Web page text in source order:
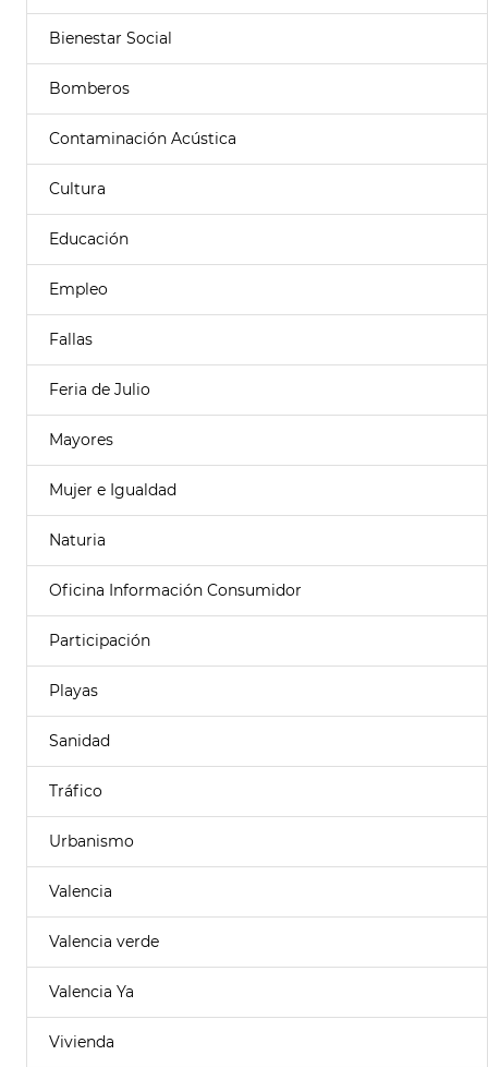
Bienestar Social
Bomberos
Contaminación Acústica
Cultura
Educación
Empleo
Fallas
Feria de Julio
Mayores
Mujer e Igualdad
Naturia
Oficina Información Consumidor
Participación
Playas
Sanidad
Tráfico
Urbanismo
Valencia
Valencia verde
Valencia Ya
Vivienda